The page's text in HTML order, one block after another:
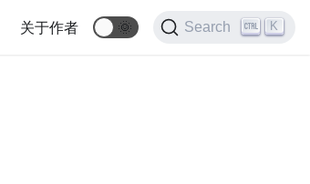
关于作者 🌞 Search K